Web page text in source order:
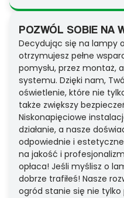
POZWÓL SOBIE NA
Decydując się na lampy
otrzymujesz pełne
pomysłu, przez montaż,
systemu. Dzięki nam,
oświetlenie, które nie
także zwiększy
Niskonapięciowe
działanie, a nasze
odpowiednie i
na jakość i
opłaca! Jeśli myślisz o
dobrze trafiłeś! Nasze
ogród stanie się nie tylko